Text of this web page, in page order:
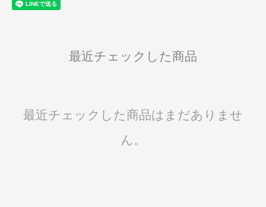
最近チェックした商品
最近チェックした商品はまだありませ
ん。